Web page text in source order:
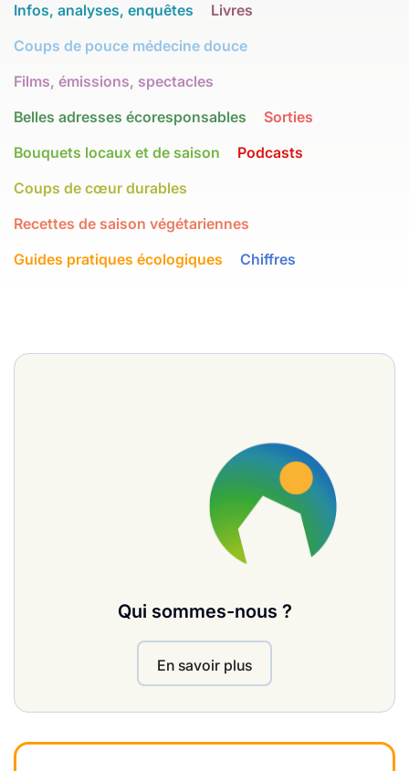
Infos, analyses, enquêtes
Livres
Coups de pouce médecine douce
Films, émissions, spectacles
Belles adresses écoresponsables
Sorties
Bouquets locaux et de saison
Podcasts
Coups de cœur durables
Recettes de saison végétariennes
Guides pratiques écologiques
Chiffres
Qui sommes-nous ?
En savoir plus